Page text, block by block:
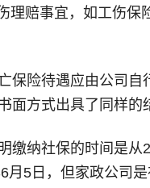
赔事宜，如工伤保
险待遇应由公司自
面方式出具了同样的
缴纳社保的时间是
5日，但家政公司